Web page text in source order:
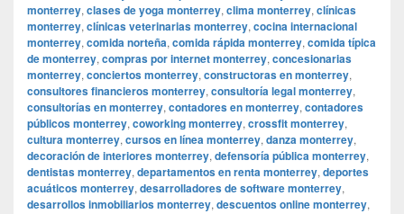
monterrey, clases de yoga monterrey, clima monterrey, clínicas
monterrey, clínicas veterinarias monterrey, cocina internacional
monterrey, comida norteña, comida rápida monterrey, comida típica
de monterrey, compras por internet monterrey, concesionarias
monterrey, conciertos monterrey, constructoras en monterrey,
consultores financieros monterrey, consultoría legal monterrey,
consultorías en monterrey, contadores en monterrey, contadores
públicos monterrey, coworking monterrey, crossfit monterrey,
cultura monterrey, cursos en línea monterrey, danza monterrey,
decoración de interiores monterrey, defensoría pública monterrey,
dentistas monterrey, departamentos en renta monterrey, deportes
acuáticos monterrey, desarrolladores de software monterrey,
desarrollos inmobiliarios monterrey, descuentos online monterrey,